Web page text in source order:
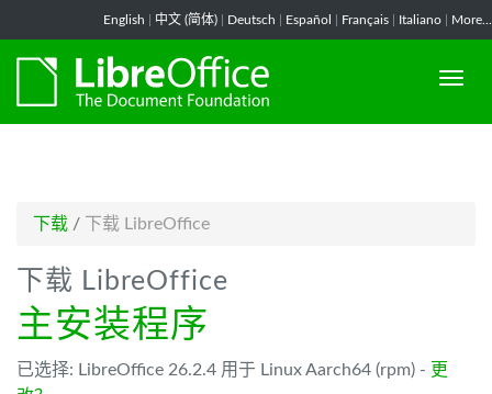
English 中文 (简体) Deutsch Español Français Italiano More...
下载 / 下载 LibreOffice
下载 LibreOffice
主安装程序
已选择: LibreOffice 26.2.4 用于 Linux Aarch64 (rpm) - 更